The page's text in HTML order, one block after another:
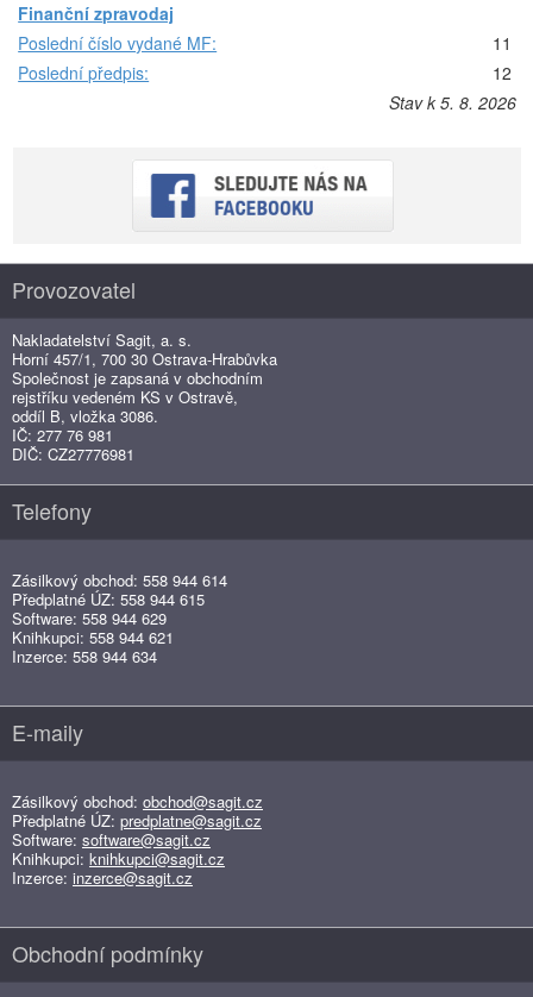
Finanční zpravodaj
Poslední číslo vydané MF:
11
Poslední předpis:
12
Stav k 5. 8. 2026
Provozovatel
Nakladatelství Sagit, a. s.
Horní 457/1, 700 30 Ostrava-Hrabůvka
Společnost je zapsaná v obchodním
rejstříku vedeném KS v Ostravě,
oddíl B, vložka 3086.
IČ: 277 76 981
DIČ: CZ27776981
Telefony
Zásilkový obchod: 558 944 614
Předplatné ÚZ: 558 944 615
Software: 558 944 629
Knihkupci: 558 944 621
Inzerce: 558 944 634
E-maily
Zásilkový obchod: obchod@sagit.cz
Předplatné ÚZ: predplatne@sagit.cz
Software: software@sagit.cz
Knihkupci: knihkupci@sagit.cz
Inzerce: inzerce@sagit.cz
Obchodní podmínky